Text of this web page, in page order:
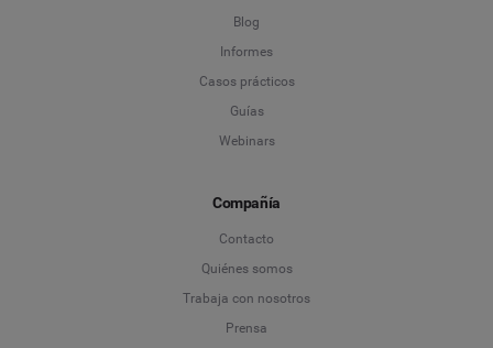
Blog
Informes
Casos prácticos
Guías
Webinars
Compañía
Contacto
Quiénes somos
Trabaja con nosotros
Prensa